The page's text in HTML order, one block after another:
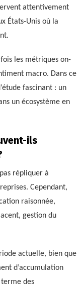
attentivement
États-Unis où la
les métriques on-
macro. Dans ce
fascinant : un
un écosystème en
ils
répliquer à
Cependant,
raisonnée,
gestion du
actuelle, bien que
d’accumulation
des